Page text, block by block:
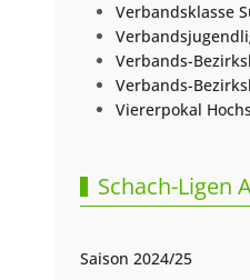
Verbandsklasse
Verbands-
Verbands-
Viererpokal
Schach-Ligen
Saison 2024/25